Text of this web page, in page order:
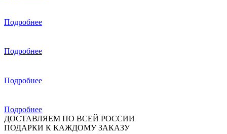
Подробнее
Подробнее
Подробнее
Подробнее
ДОСТАВЛЯЕМ ПО ВСЕЙ РОССИИ
ПОДАРКИ К КАЖДОМУ ЗАКАЗУ